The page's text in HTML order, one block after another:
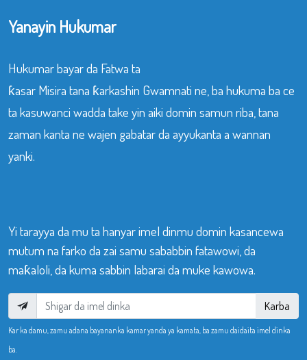
Yanayin Hukumar
Hukumar bayar da Fatwa ta
ƙasar Misira tana ƙarkashin Gwamnati ne, ba hukuma ba ce
ta kasuwanci wadda take yin aiki domin samun riba, tana
zaman kanta ne wajen gabatar da ayyukanta a wannan
yanki.
Yi tarayya da mu ta hanyar imel dinmu domin kasancewa
mutum na farko da zai samu sababbin fatawowi, da
maƙaloli, da kuma sabbin labarai da muke kawowa.
Karba
Kar ka damu, zamu adana bayananka kamar yanda ya kamata, ba zamu daidaita imel dinka
ba.